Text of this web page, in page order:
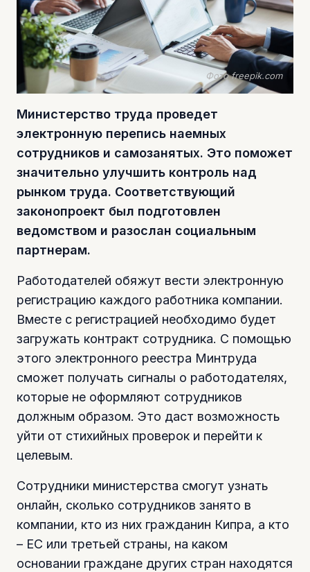
Фото freepik.com
Министерство труда проведет
электронную перепись наемных
сотрудников и самозанятых. Это поможет
значительно улучшить контроль над
рынком труда. Соответствующий
законопроект был подготовлен
ведомством и разослан социальным
партнерам.
Работодателей обяжут вести электронную
регистрацию каждого работника компании.
Вместе с регистрацией необходимо будет
загружать контракт сотрудника. С помощью
этого электронного реестра Минтруда
сможет получать сигналы о работодателях,
которые не оформляют сотрудников
должным образом. Это даст возможность
уйти от стихийных проверок и перейти к
целевым.
Сотрудники министерства смогут узнать
онлайн, сколько сотрудников занято в
компании, кто из них гражданин Кипра, а кто
– ЕС или третьей страны, на каком
основании граждане других стран находятся